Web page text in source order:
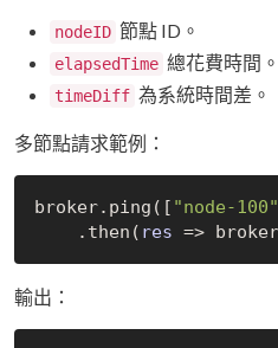
nodeID 節點 ID。
elapsedTime 總花費時間。
timeDiff 為系統時間差。
多節點請求範例：
broker.ping([ "node-100"
    .then(
res =>
輸出：